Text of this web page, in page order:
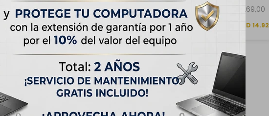
145,00
USD 7.09
USD 179,00 USD 269,00
Hasta en 12 cuotas deUSD 14.92
USD 179,00 269,00
Hasta en 12 cuotas de USD 14.92